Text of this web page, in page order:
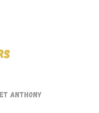
Anthony